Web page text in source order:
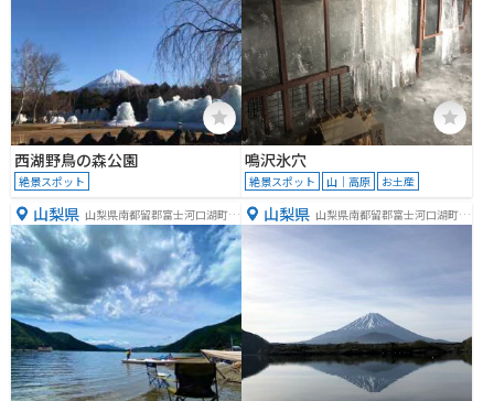
西湖野鳥の森公園
絶景スポット
鳴沢氷穴
絶景スポット 山｜高原 お土産
山梨県 山梨県南都留郡富士河口湖町西
湖２０７−７
山梨県 山梨県南都留郡富士河口湖町精